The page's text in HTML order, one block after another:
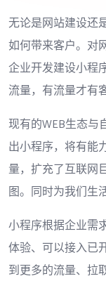
无论是网站建设还
如何带来客户。对
企业开发建设小程
流量，有流量才有
现有的WEB生态
出小程序，将有能
量，扩充了互联网
图。同时为我们生
小程序根据企业需
体验、可以接入已
到更多的流量、拉